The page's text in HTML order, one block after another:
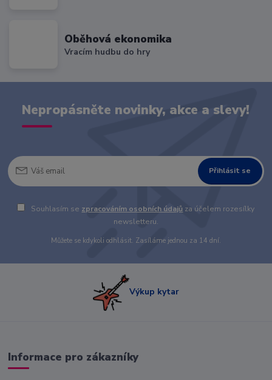
Oběhová ekonomika
Vracím hudbu do hry
Nepropásněte novinky, akce a slevy!
Přihlásit se
Souhlasím se zpracováním osobních údajů za účelem rozesílky
newsletteru.
Můžete se kdykoli odhlásit. Zasíláme jednou za 14 dní.
Výkup kytar
Informace pro zákazníky